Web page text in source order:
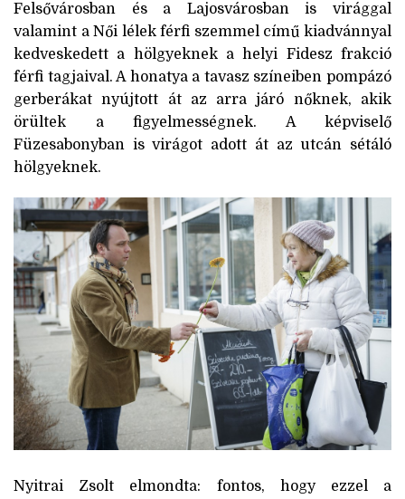
Felsővárosban és a Lajosvárosban is virággal
valamint a Női lélek férfi szemmel című kiadvánnyal
kedveskedett a hölgyeknek a helyi Fidesz frakció
férfi tagjaival. A honatya a tavasz színeiben pompázó
gerberákat nyújtott át az arra járó nőknek, akik
örültek a figyelmességnek. A képviselő
Füzesabonyban is virágot adott át az utcán sétáló
hölgyeknek.
Nyitrai Zsolt elmondta: fontos, hogy ezzel a